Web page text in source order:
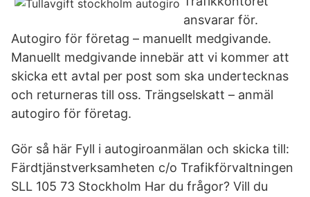
ansvarar för.
Autogiro för företag – manuellt medgivande.
Manuellt medgivande innebär att vi kommer att
skicka ett avtal per post som ska undertecknas
och returneras till oss. Trängselskatt – anmäl
autogiro för företag.
Gör så här Fyll i autogiroanmälan och skicka till:
Färdtjänstverksamheten c/o Trafikförvaltningen
SLL 105 73 Stockholm Har du frågor? Vill du